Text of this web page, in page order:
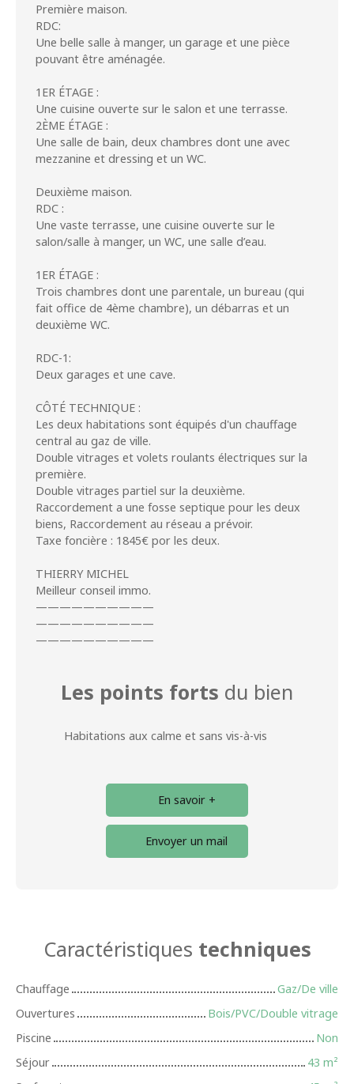
Première maison.
RDC:
Une belle salle à manger, un garage et une pièce
pouvant être aménagée.
1ER ÉTAGE :
Une cuisine ouverte sur le salon et une terrasse.
2ÈME ÉTAGE :
Une salle de bain, deux chambres dont une avec
mezzanine et dressing et un WC.
Deuxième maison.
RDC :
Une vaste terrasse, une cuisine ouverte sur le
salon/salle à manger, un WC, une salle d’eau.
1ER ÉTAGE :
Trois chambres dont une parentale, un bureau (qui
fait office de 4ème chambre), un débarras et un
deuxième WC.
RDC-1:
Deux garages et une cave.
CÔTÉ TECHNIQUE :
Les deux habitations sont équipés d'un chauffage
central au gaz de ville.
Double vitrages et volets roulants électriques sur la
première.
Double vitrages partiel sur la deuxième.
Raccordement a une fosse septique pour les deux
biens, Raccordement au réseau a prévoir.
Taxe foncière : 1845€ por les deux.
THIERRY MICHEL
Meilleur conseil immo.
——————————
——————————
——————————
Les points forts du bien
Habitations aux calme et sans vis-à-vis
En savoir +
Envoyer un mail
Caractéristiques techniques
Chauffage
Gaz/De ville
Ouvertures
Bois/PVC/Double vitrage
Piscine
Non
Séjour
43 m²